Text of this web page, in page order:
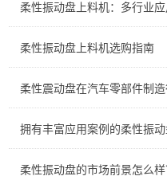
柔性振动盘上料机：多行业
柔性振动盘上料机选购指南
柔性震动盘在汽车零部件制
拥有丰富应用案例的柔性振动
柔性振动盘的市场前景怎么样